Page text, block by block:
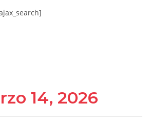
14, 2026